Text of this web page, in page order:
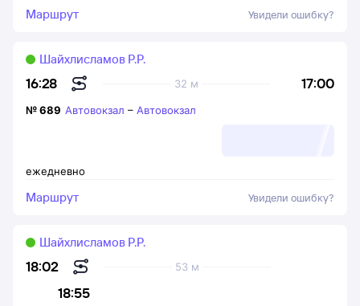
Маршрут Увидели ошибку?
16:28 17:00
32 м
Шайхлисламов Р.Р.
ежедневно
№689 Автовокзал – Автовокзал
Маршрут Увидели ошибку?
18:02
18:55
53 м
Шайхлисламов Р.Р.